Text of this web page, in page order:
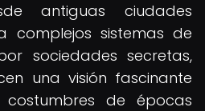
antiguas ciudades
complejos sistemas de
sociedades secretas,
una visión fascinante
de épocas